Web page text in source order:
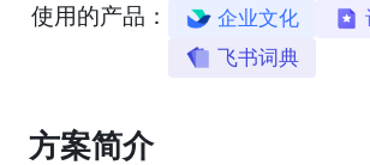
使用的产品： 企业文化
飞书词典
方案简介️